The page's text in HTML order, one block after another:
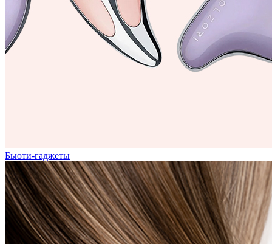
Бьюти-гаджеты